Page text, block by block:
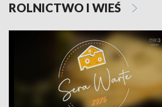
ROLNICTWO I WIEŚ